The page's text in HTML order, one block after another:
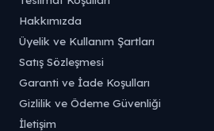
Hakkımızda
Üyelik ve Kullanım Şartları
Satış Sözleşmesi
Garanti ve İade Koşulları
Gizlilik ve Ödeme Güvenliği
İletişim